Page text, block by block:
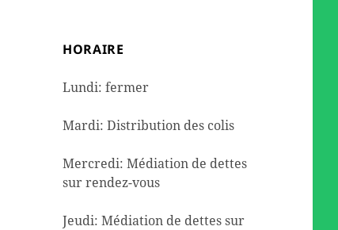
alimentaire
HORAIRE
Lundi: fermer
Mardi: Distribution des colis
Mercredi: Médiation de dettes
sur rendez-vous
Jeudi: Médiation de dettes sur